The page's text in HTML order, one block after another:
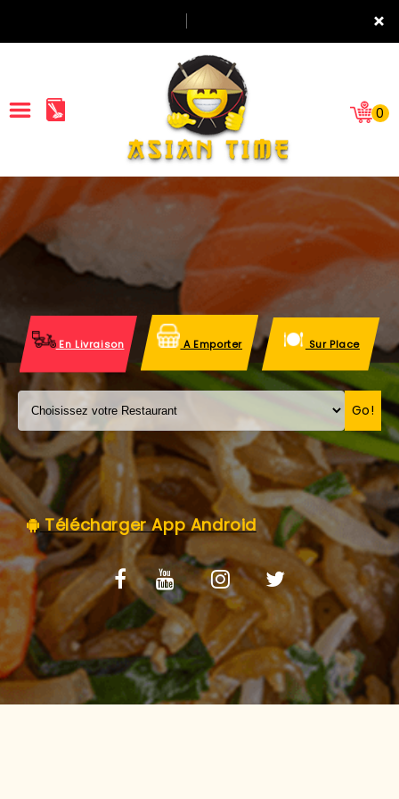
×
ACCUEIL
LA CARTE
VOS AVIS
MENTIONS LÉGALES
C.G.V
0
En Livraison A Emporter Sur Place
Go!
Télécharger App Android